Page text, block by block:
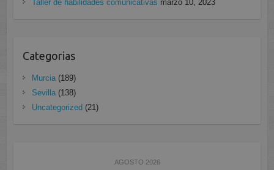
Taller de habilidades comunicativas marzo 10, 2023
Categorias
Murcia(189)
Sevilla(138)
Uncategorized (21)
AGOSTO 2026